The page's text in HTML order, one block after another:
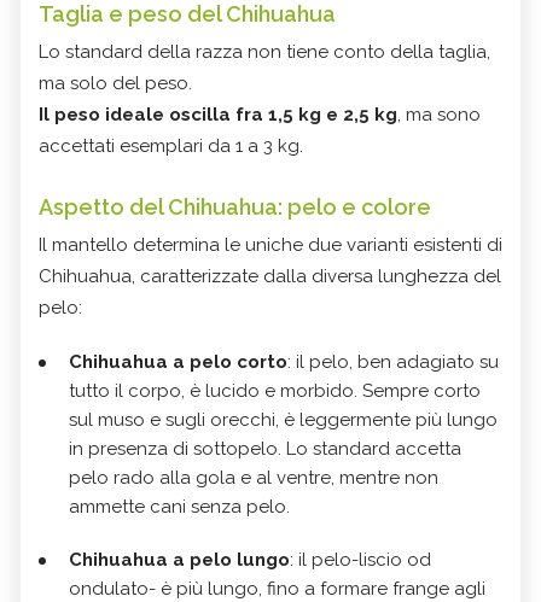
Taglia e peso del Chihuahua
Lo standard della razza non tiene conto della taglia,
ma solo del peso.
Il peso ideale oscilla fra 1,5 kg e 2,5 kg, ma sono
accettati esemplari da 1 a 3 kg.
Aspetto del Chihuahua: pelo e colore
Il mantello determina le uniche due varianti esistenti di
Chihuahua, caratterizzate dalla diversa lunghezza del
pelo:
Chihuahua a pelo corto: il pelo, ben adagiato su
tutto il corpo, è lucido e morbido. Sempre corto
sul muso e sugli orecchi, è leggermente più lungo
in presenza di sottopelo. Lo standard accetta
pelo rado alla gola e al ventre, mentre non
ammette cani senza pelo.
Chihuahua a pelo lungo: il pelo-liscio od
ondulato- è più lungo, fino a formare frange agli